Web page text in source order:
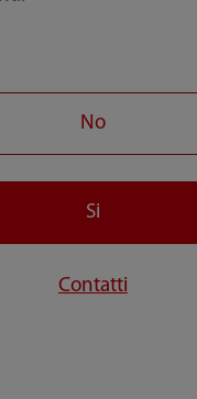
stress o fatiche
No
Si
Contatti